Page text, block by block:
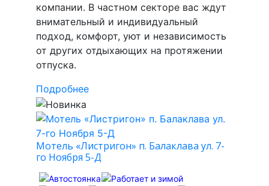
компании. В частном секторе вас ждут
внимательный и индивидуальный
подход, комфорт, уют и независимость
от других отдыхающих на протяжении
отпуска.
Подробнее
Мотель «Листригон» п. Балаклава ул. 7-
го Ноября 5-Д